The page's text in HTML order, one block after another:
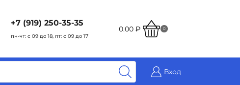
+7 (919) 250-35-35
пн-чт: с 09 до 18, пт: с 09 до 17
0.00 ₽ 0
Вход